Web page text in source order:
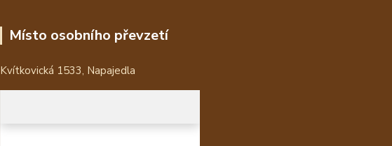
Místo osobního převzetí
Kvítkovická 1533, Napajedla